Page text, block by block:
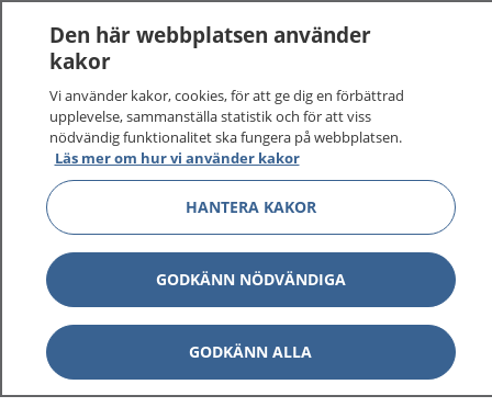
1177 på flera språk
Om 1177 Visa
Kontakt
Behandling av personuppgifter
Hantering av kakor
Den här webbplatsen använder
kakor
Vi använder kakor, cookies, för att ge dig en förbättrad
upplevelse, sammanställa statistik och för att viss
nödvändig funktionalitet ska fungera på webbplatsen.
Läs mer om hur vi använder kakor
HANTERA KAKOR
GODKÄNN NÖDVÄNDIGA
GODKÄNN ALLA